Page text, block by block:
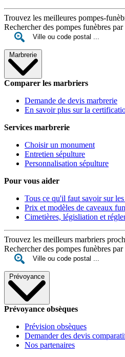
Trouvez les meilleures pompes-
Rechercher des pompes funèbres
Marbrerie
Comparer les marbriers
Demande de devis marbrerie
En savoir plus sur la
Services marbrerie
Choisir un monument
Entretien sépulture
Personnalisation sépulture
Pour vous aider
Tous ce qu'il faut savoir sur
Prix et modèles de caveaux
Cimetières, législiation et
Trouvez les meilleurs marbriers
Rechercher des pompes funèbres
Prévoyance
Prévoyance obsèques
Prévision obsèques
Demander des devis
Nos partenaires